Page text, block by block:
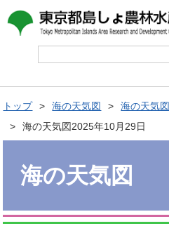
トップ 海の天気図
海の天気図
海の天気図2025年10月29日
海の天気図